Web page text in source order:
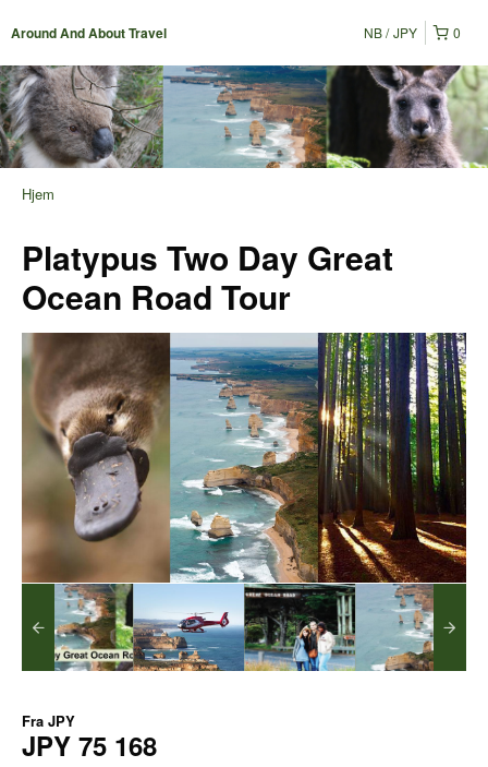
Around And About Travel 0
NB JPY
Hjem
Platypus Two Day Great
Ocean Road Tour
Fra JPY
JPY 75 168